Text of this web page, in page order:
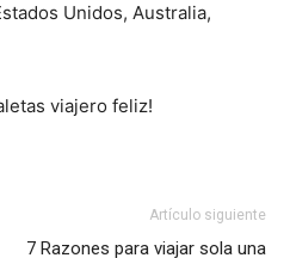
Unidos, Australia,
viajero feliz!
Artículo siguiente
7 Razones para viajar sola una